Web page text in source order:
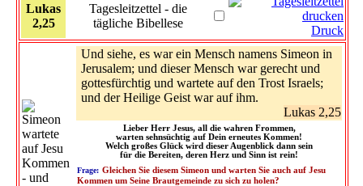
Lukas
2,25
Tagesleitzettel - die
tägliche Bibellese
Druck
Und siehe, es war ein Mensch namens Simeon in
Jerusalem; und dieser Mensch war gerecht und
gottesfürchtig und wartete auf den Trost Israels;
und der Heilige Geist war auf ihm.
Lukas 2,25
Lieber Herr Jesus, all die wahren Frommen,
warten sehnsüchtig auf Dein erneutes Kommen!
Welch großes Glück wird dieser Augenblick dann sein
für die Bereiten, deren Herz und Sinn ist rein!
Frage: Gleichen Sie diesem Simeon und warten Sie auch auf Jesu
Kommen um Seine Brautgemeinde zu sich zu holen?